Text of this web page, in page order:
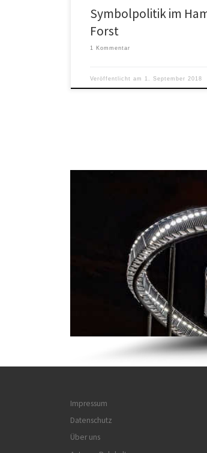
Symbolpolitik im
Forst
1 Kommentar
Veröffentlicht am 1. September 2018
Impressum
Datenschutz
Über uns